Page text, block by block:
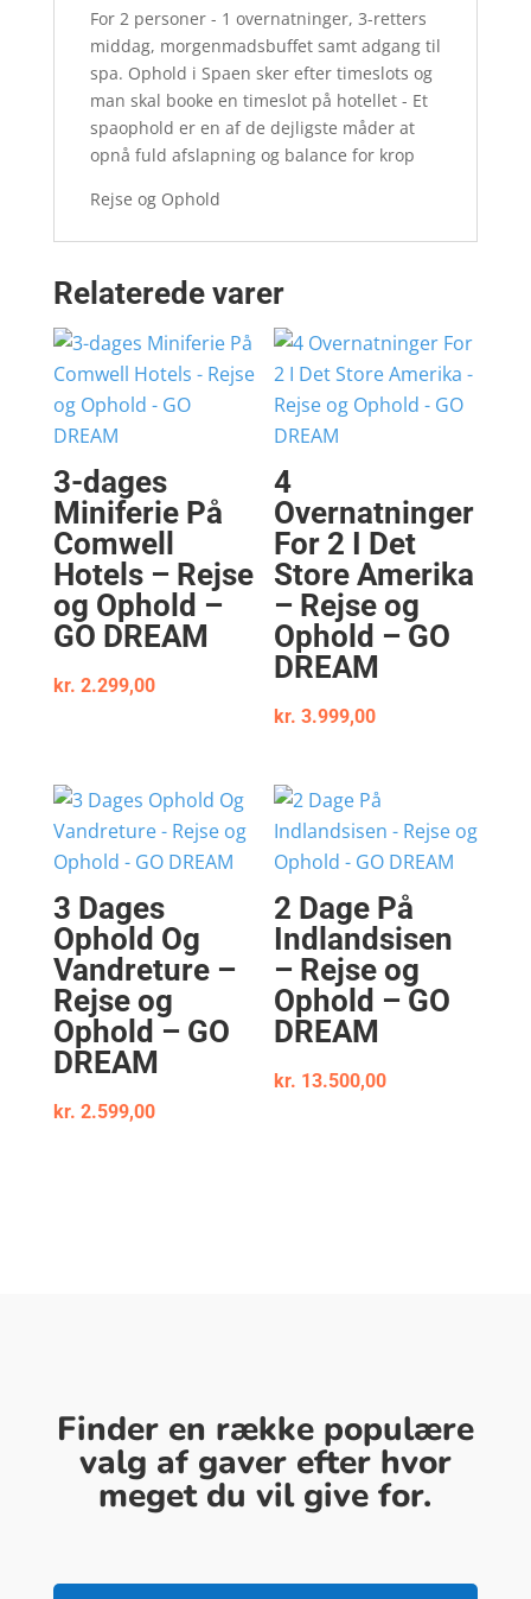
For 2 personer - 1 overnatninger, 3-retters
middag, morgenmadsbuffet samt adgang til
spa. Ophold i Spaen sker efter timeslots og
man skal booke en timeslot på hotellet - Et
spaophold er en af de dejligste måder at
opnå fuld afslapning og balance for krop
Rejse og Ophold
Relaterede varer
3-dages
Miniferie På
Comwell
Hotels – Rejse
og Ophold –
GO DREAM
kr. 2.299,00
4
Overnatninger
For 2 I Det
Store Amerika
– Rejse og
Ophold – GO
DREAM
kr. 3.999,00
3 Dages
Ophold Og
Vandreture –
Rejse og
Ophold – GO
DREAM
kr. 2.599,00
2 Dage På
Indlandsisen
– Rejse og
Ophold – GO
DREAM
kr. 13.500,00
Finder en række populære
valg af gaver efter hvor
meget du vil give for.